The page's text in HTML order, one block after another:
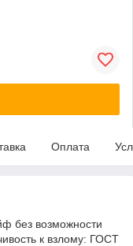
Оплата
без возможности
к взлому: ГОСТ